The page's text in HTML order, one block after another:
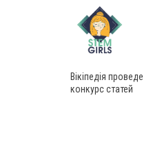
Вікіпедія проведе
конкурс статей